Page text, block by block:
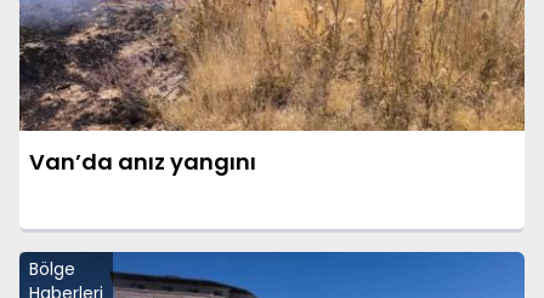
Van’da anız yangını
Bölge
Haberleri